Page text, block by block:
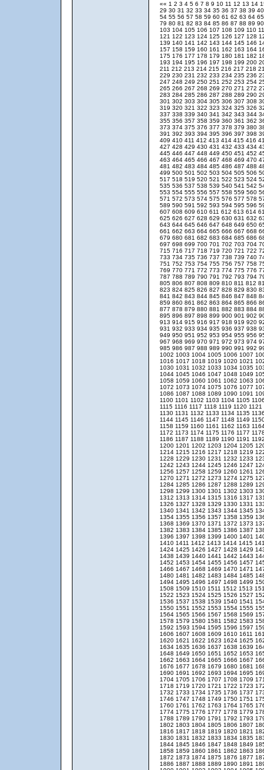
«« 1 2 3 4 5 6 7 8 9 10 11 12 13 14
29 30 31 32 33 34 35 36 37 38 39
54 55 56 57 58 59 60 61 62 63 64
79 80 81 82 83 84 85 86 87 88 89
103 104 105 106 107 108 109 110
121 122 123 124 125 126 127 128
139 140 141 142 143 144 145 146
157 158 159 160 161 162 163 164
175 176 177 178 179 180 181 182
193 194 195 196 197 198 199 200
211 212 213 214 215 216 217 218
229 230 231 232 233 234 235 236
247 248 249 250 251 252 253 254
265 266 267 268 269 270 271 272
283 284 285 286 287 288 289 290
301 302 303 304 305 306 307 308
319 320 321 322 323 324 325 326
337 338 339 340 341 342 343 344
355 356 357 358 359 360 361 362
373 374 375 376 377 378 379 380
391 392 393 394 395 396 397 398
409 410 411 412 413 414 415 416
427 428 429 430 431 432 433 434
445 446 447 448 449 450 451 452
463 464 465 466 467 468 469 470
481 482 483 484 485 486 487 488
499 500 501 502 503 504 505 506
517 518 519 520 521 522 523 524
535 536 537 538 539 540 541 542
553 554 555 556 557 558 559 560
571 572 573 574 575 576 577 578
589 590 591 592 593 594 595 596
607 608 609 610 611 612 613 614
625 626 627 628 629 630 631 632
643 644 645 646 647 648 649 650
661 662 663 664 665 666 667 668
679 680 681 682 683 684 685 686
697 698 699 700 701 702 703 704
715 716 717 718 719 720 721 722
733 734 735 736 737 738 739 740
751 752 753 754 755 756 757 758
769 770 771 772 773 774 775 776
787 788 789 790 791 792 793 794
805 806 807 808 809 810 811 812
823 824 825 826 827 828 829 830
841 842 843 844 845 846 847 848
859 860 861 862 863 864 865 866
877 878 879 880 881 882 883 884
895 896 897 898 899 900 901 902
913 914 915 916 917 918 919 920
931 932 933 934 935 936 937 938
949 950 951 952 953 954 955 956
967 968 969 970 971 972 973 974
985 986 987 988 989 990 991 992
1002 1003 1004 1005 1006 1007
1016 1017 1018 1019 1020 1021
1030 1031 1032 1033 1034 1035
1044 1045 1046 1047 1048 1049
1058 1059 1060 1061 1062 1063
1072 1073 1074 1075 1076 1077
1086 1087 1088 1089 1090 1091
1100 1101 1102 1103 1104 1105
1115 1116 1117 1118 1119 1120 1121
1130 1131 1132 1133 1134 1135
1144 1145 1146 1147 1148 1149
1158 1159 1160 1161 1162 1163
1172 1173 1174 1175 1176 1177
1186 1187 1188 1189 1190 1191
1200 1201 1202 1203 1204 1205
1214 1215 1216 1217 1218 1219
1228 1229 1230 1231 1232 1233
1242 1243 1244 1245 1246 1247
1256 1257 1258 1259 1260 1261
1270 1271 1272 1273 1274 1275
1284 1285 1286 1287 1288 1289
1298 1299 1300 1301 1302 1303
1312 1313 1314 1315 1316 1317
1326 1327 1328 1329 1330 1331
1340 1341 1342 1343 1344 1345
1354 1355 1356 1357 1358 1359
1368 1369 1370 1371 1372 1373
1382 1383 1384 1385 1386 1387
1396 1397 1398 1399 1400 1401
1410 1411 1412 1413 1414 1415
1424 1425 1426 1427 1428 1429
1438 1439 1440 1441 1442 1443
1452 1453 1454 1455 1456 1457
1466 1467 1468 1469 1470 1471
1480 1481 1482 1483 1484 1485
1494 1495 1496 1497 1498 1499
1508 1509 1510 1511 1512 1513
1522 1523 1524 1525 1526 1527
1536 1537 1538 1539 1540 1541
1550 1551 1552 1553 1554 1555
1564 1565 1566 1567 1568 1569
1578 1579 1580 1581 1582 1583
1592 1593 1594 1595 1596 1597
1606 1607 1608 1609 1610 1611
1620 1621 1622 1623 1624 1625
1634 1635 1636 1637 1638 1639
1648 1649 1650 1651 1652 1653
1662 1663 1664 1665 1666 1667
1676 1677 1678 1679 1680 1681
1690 1691 1692 1693 1694 1695
1704 1705 1706 1707 1708 1709
1718 1719 1720 1721 1722 1723
1732 1733 1734 1735 1736 1737
1746 1747 1748 1749 1750 1751
1760 1761 1762 1763 1764 1765
1774 1775 1776 1777 1778 1779
1788 1789 1790 1791 1792 1793
1802 1803 1804 1805 1806 1807
1816 1817 1818 1819 1820 1821
1830 1831 1832 1833 1834 1835
1844 1845 1846 1847 1848 1849
1858 1859 1860 1861 1862 1863
1872 1873 1874 1875 1876 1877
1886 1887 1888 1889 1890 1891